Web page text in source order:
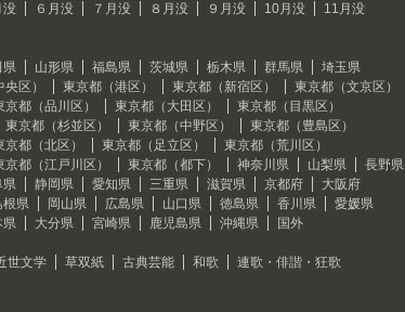
没 ６月没 ７月没 ８月没 ９月没 10月没
11月没
県 山形県 福島県 茨城県 栃木県 群馬県
埼玉県
区） 東京都（港区） 東京都（新宿区）
東京都（文京区）
京都（品川区） 東京都（大田区）
東京都（目黒区）
東京都（杉並区） 東京都（中野区）
東京都（豊島区）
京都（北区） 東京都（足立区）
東京都（荒川区）
京都（江戸川区） 東京都（都下） 神奈川県 山梨県
長野県
県 静岡県 愛知県 三重県 滋賀県 京都府
大阪府
根県 岡山県 広島県 山口県 徳島県 香川県
愛媛県
県 大分県 宮崎県 鹿児島県 沖縄県
国外
世文学 草双紙 古典芸能 和歌
連歌・俳諧・狂歌